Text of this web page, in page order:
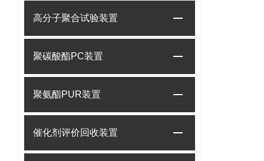
高分子聚合试验装置
聚碳酸酯PC装置
聚氨酯PUR装置
催化剂评价回收装置